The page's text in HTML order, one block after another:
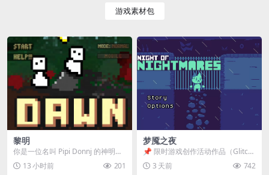
游戏素材包
黎明
你是一位名叫 Pipi Donnj 的神明。
你的任务是保护一群白色小人。 点
击...13 小时前 201
梦魇之夜
📌 限时游戏创作活动作品（Glitch
Game Jam） 📖 故事背景 怪物四...
3 天前 742